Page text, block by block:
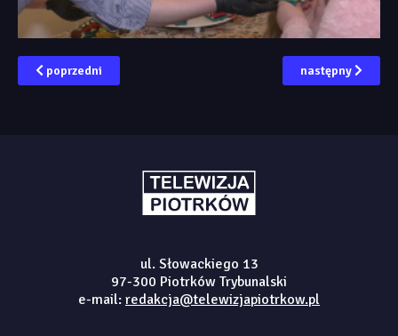
poprzedni następny
ul. Słowackiego 13
97-300 Piotrków Trybunalski
e-mail: redakcja@telewizjapiotrkow.pl